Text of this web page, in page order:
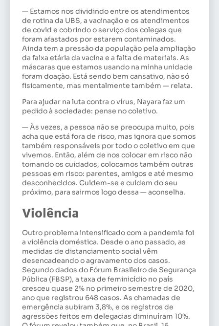
— Estamos nos dividindo entre os atendimentos
de rotina da UBS, a vacinação e os atendimentos
de covid e cobrindo o serviço dos colegas que
foram afastados por estarem contaminados.
Ainda tem a pressão da população pela ampliação
da faixa etária da vacina e a falta de materiais. As
máscaras que estamos usando na minha unidade
foram doação. Está sendo bem cansativo, não só
fisicamente, mas mentalmente também — relata.
Para ajudar na luta contra o vírus, Nayara faz um
pedido à sociedade: pense no coletivo.
— Às vezes, a pessoa não se preocupa muito, pois
acha que está fora de risco, mas ignora que somos
também responsáveis por todo o coletivo em que
vivemos. Então, além de nos colocar em risco não
tomando os cuidados, colocamos também outras
pessoas em risco: parentes, amigos e até mesmo
desconhecidos. Cuidem-se e cuidem do seu
próximo, para sairmos logo dessa — aconselha.
Violência
Outro problema intensificado com a pandemia foi
a violência doméstica. Desde o ano passado, as
medidas de distanciamento social vêm
desencadeando o agravamento dos casos.
Segundo dados do Fórum Brasileiro de Segurança
Pública (FBSP), a taxa de feminicídio no país
cresceu quase 2% no primeiro semestre de 2020,
ano que registrou 648 casos. As chamadas de
emergência subiram 3,8%, e os registros de
agressões feitos em delegacias diminuíram 10%.